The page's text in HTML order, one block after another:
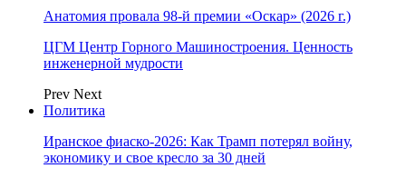
Анатомия провала 98-й премии «Оскар» (2026 г.)
ЦГМ Центр Горного Машиностроения. Ценность
инженерной мудрости
Prev Next
Политика
Иранское фиаско-2026: Как Трамп потерял войну,
экономику и свое кресло за 30 дней